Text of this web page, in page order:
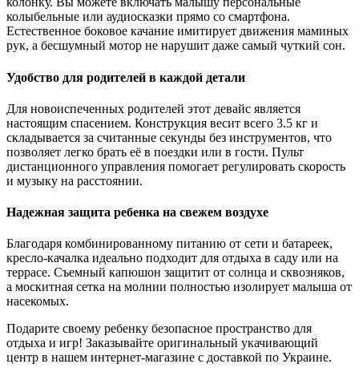
колыбельные или аудиосказки прямо со смартфона.
Естественное боковое качание имитирует движения маминых
рук, а бесшумный мотор не нарушит даже самый чуткий сон.
Удобство для родителей в каждой детали
Для новоиспеченных родителей этот девайс является
настоящим спасением. Конструкция весит всего 3.5 кг и
складывается за считанные секунды без инструментов, что
позволяет легко брать её в поездки или в гости. Пульт
дистанционного управления помогает регулировать скорость
и музыку на расстоянии.
Надежная защита ребенка на свежем воздухе
Благодаря комбинированному питанию от сети и батареек,
кресло-качалка идеально подходит для отдыха в саду или на
террасе. Съемный капюшон защитит от солнца и сквозняков,
а москитная сетка на молнии полностью изолирует малыша от
насекомых.
Подарите своему ребенку безопасное пространство для
отдыха и игр! Заказывайте оригинальный укачивающий
центр в нашем интернет-магазине с доставкой по Украине.